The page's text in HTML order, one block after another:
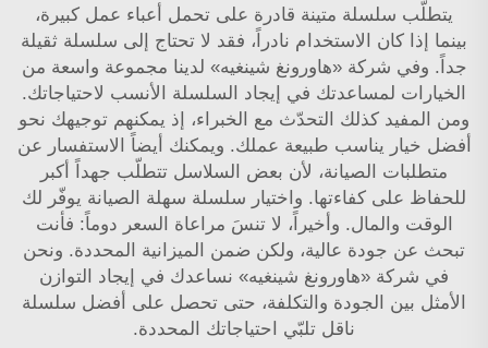
يتطلّب سلسلة متينة قادرة على تحمل أعباء عمل كبيرة،
بينما إذا كان الاستخدام نادراً، فقد لا تحتاج إلى سلسلة ثقيلة
جداً. وفي شركة «هاورونغ شينغيه» لدينا مجموعة واسعة من
الخيارات لمساعدتك في إيجاد السلسلة الأنسب لاحتياجاتك.
ومن المفيد كذلك التحدّث مع الخبراء، إذ يمكنهم توجيهك نحو
أفضل خيار يناسب طبيعة عملك. ويمكنك أيضاً الاستفسار عن
متطلبات الصيانة، لأن بعض السلاسل تتطلّب جهداً أكبر
للحفاظ على كفاءتها. واختيار سلسلة سهلة الصيانة يوفّر لك
الوقت والمال. وأخيراً، لا تنسَ مراعاة السعر دوماً: فأنت
تبحث عن جودة عالية، ولكن ضمن الميزانية المحددة. ونحن
في شركة «هاورونغ شينغيه» نساعدك في إيجاد التوازن
الأمثل بين الجودة والتكلفة، حتى تحصل على أفضل سلسلة
ناقل تلبّي احتياجاتك المحددة.